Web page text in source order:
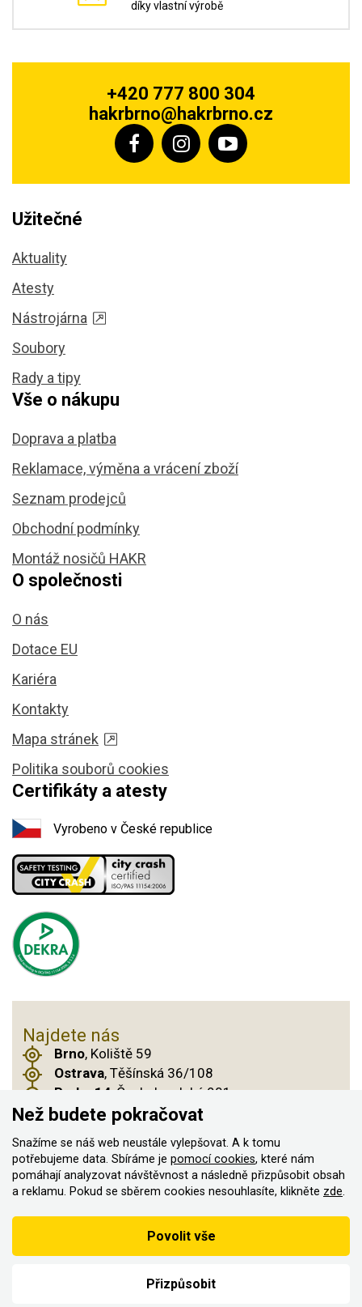
díky vlastní výrobě
+420 777 800 304
hakrbrno@hakrbrno.cz
Užitečné
Aktuality
Atesty
Nástrojárna
Soubory
Rady a tipy
Vše o nákupu
Doprava a platba
Reklamace, výměna a vrácení zboží
Seznam prodejců
Obchodní podmínky
Montáž nosičů HAKR
O společnosti
O nás
Dotace EU
Kariéra
Kontakty
Mapa stránek
Politika souborů cookies
Certifikáty a atesty
Vyrobeno v České republice
Najdete nás
Brno, Koliště 59
Ostrava, Těšínská 36/108
Praha 14, Českobrodská 901
© 2011–2026 ASN Hakr Brno. Všechna práva
vyhrazena
Vytvořilo
Podle zákona o evidenci tržeb je prodávající povinen vystavit
line; v případě technického výpadku pak nejpozději do 48 hodin.
Než budete pokračovat
Snažíme se náš web neustále vylepšovat. A k tomu
potřebujeme data. Sbíráme je pomocí cookies, které nám
pomáhají analyzovat návštěvnost a následně přizpůsobit obsah
a reklamu. Pokud se sběrem cookies nesouhlasíte, klikněte zde.
Přizpůsobit
Povolit vše